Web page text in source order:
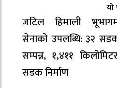
जटिल हिमाली
सेनाको उपलब्धि: ३२
सम्पन्न, १,४११
सडक निर्माण